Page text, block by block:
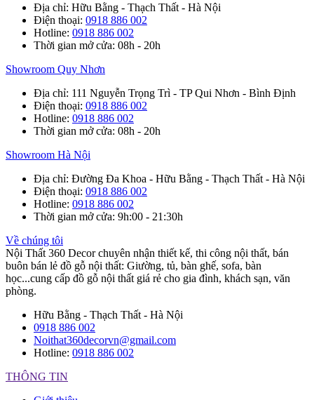
Địa chỉ: Hữu Bằng - Thạch Thất - Hà Nội
Điện thoại: 0918 886 002
Hotline: 0918 886 002
Thời gian mở cửa: 08h - 20h
Showroom Quy Nhơn
Địa chỉ: 111 Nguyễn Trọng Trì - TP Qui Nhơn - Bình Định
Điện thoại: 0918 886 002
Hotline: 0918 886 002
Thời gian mở cửa: 08h - 20h
Showroom Hà Nội
Địa chỉ: Đường Đa Khoa - Hữu Bằng - Thạch Thất - Hà Nội
Điện thoại: 0918 886 002
Hotline: 0918 886 002
Thời gian mở cửa: 9h:00 - 21:30h
Về chúng tôi
Nội Thất 360 Decor chuyên nhận thiết kế, thi công nội thất, bán
buôn bán lẻ đồ gỗ nội thất: Giường, tủ, bàn ghế, sofa, bàn
học...cung cấp đồ gỗ nội thất giá rẻ cho gia đình, khách sạn, văn
phòng.
Hữu Bằng - Thạch Thất - Hà Nội
0918 886 002
Noithat360decorvn@gmail.com
Hotline: 0918 886 002
THÔNG TIN